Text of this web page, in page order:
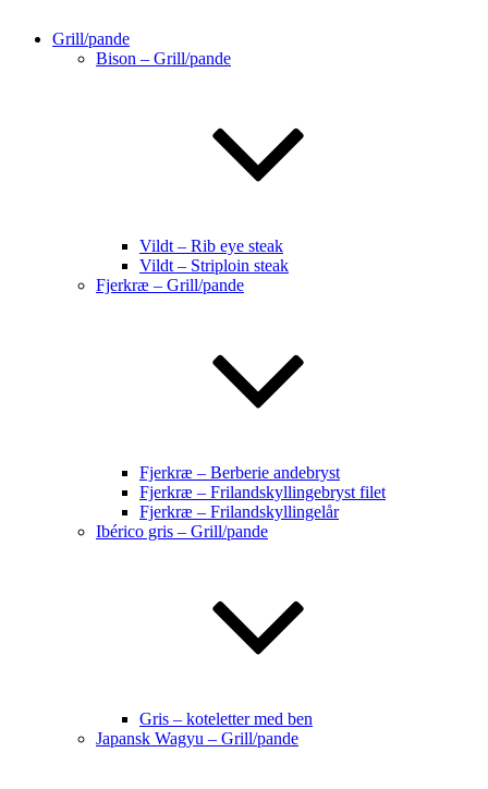
Grill/pande
Bison – Grill/pande
Vildt – Rib eye steak
Vildt – Striploin steak
Fjerkræ – Grill/pande
Fjerkræ – Berberie andebryst
Fjerkræ – Frilandskyllingebryst filet
Fjerkræ – Frilandskyllingelår
Ibérico gris – Grill/pande
Gris – koteletter med ben
Japansk Wagyu – Grill/pande